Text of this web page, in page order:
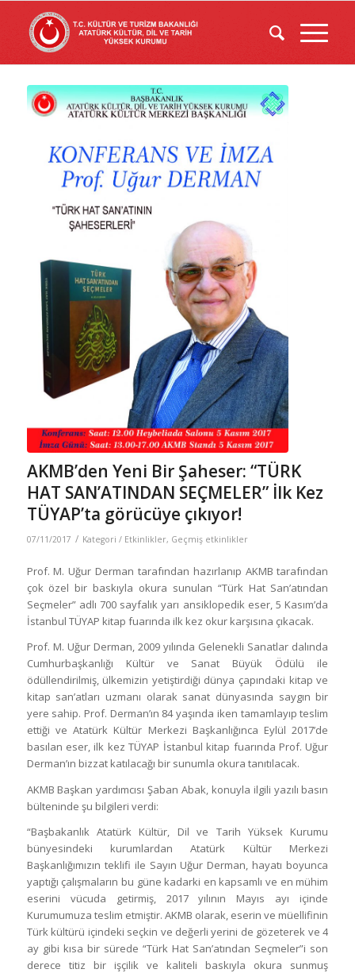
AKMB’den Yeni Bir Şaheser: “TÜRK
HAT SAN’ATINDAN SEÇMELER” İlk Kez
TÜYAP’ta görücüye çıkıyor!
07/11/2017 / Kategori / Etkinlikler, Geçmiş etkinlikler
Prof. M. Uğur Derman tarafından hazırlanıp AKMB tarafından
çok özel bir baskıyla okura sunulan “Türk Hat San’atından
Seçmeler” adlı 700 sayfalık yarı ansiklopedik eser, 5 Kasım’da
İstanbul TÜYAP kitap fuarında ilk kez okur karşısına çıkacak.
Prof. M. Uğur Derman, 2009 yılında Gelenekli Sanatlar dalında
Cumhurbaşkanlığı Kültür ve Sanat Büyük Ödülü ile
ödüllendirilmiş, ülkemizin yetiştirdiği dünya çapındaki kitap ve
kitap san’atları uzmanı olarak sanat dünyasında saygın bir
yere sahip. Prof. Derman’ın 84 yaşında iken tamamlayıp teslim
ettiği ve Atatürk Kültür Merkezi Başkanlığınca Eylül 2017’de
basılan eser, ilk kez TÜYAP İstanbul kitap fuarında Prof. Uğur
Derman’ın bizzat katılacağı bir sunumla okura tanıtılacak.
AKMB Başkan yardımcısı Şaban Abak, konuyla ilgili yazılı basın
bülteninde şu bilgileri verdi:
“Başbakanlık Atatürk Kültür, Dil ve Tarih Yüksek Kurumu
bünyesindeki kurumlardan Atatürk Kültür Merkezi
Başkanlığımızın teklifi ile Sayın Uğur Derman, hayatı boyunca
yaptığı çalışmaların bu güne kadarki en kapsamlı ve en mühim
eserini vücuda getirmiş, 2017 yılının Mayıs ayı içinde
Kurumumuza teslim etmiştir. AKMB olarak, eserin ve müellifinin
Türk kültürü içindeki seçkin ve değerli yerini de gözeterek ve 4
ay gibi kısa bir sürede “Türk Hat San’atından Seçmeler”i son
derece titiz bir işçilik ve kaliteli baskıyla okura sunmuş